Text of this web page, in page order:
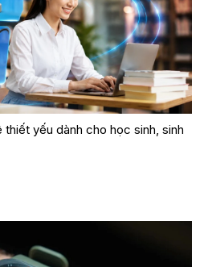
yếu dành cho học sinh, sinh